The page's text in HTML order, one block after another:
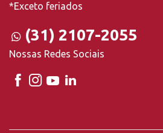
*Exceto feriados
(31) 2107-2055
Nossas Redes Sociais